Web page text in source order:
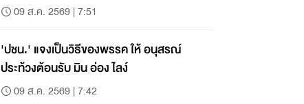
09 ส.ค. 2569 | 7:51
'ปชน.' แจงเป็นวิธีของพรรค ให้ อนุสรณ์
ประท้วงต้อนรับ มิน อ่อง ไลง์
09 ส.ค. 2569 | 7:42